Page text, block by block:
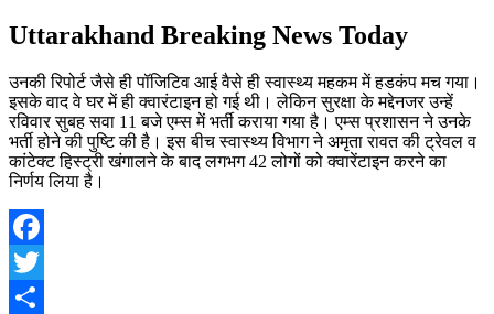
Uttarakhand Breaking News Today
उनकी रिपोर्ट जैसे ही पॉजिटिव आई वैसे ही स्वास्थ्य महकम में हडकंप मच गया।
इसके वाद वे घर में ही क्वारंटाइन हो गई थी। लेकिन सुरक्षा के मद्देनजर उन्हें
रविवार सुबह सवा 11 बजे एम्स में भर्ती कराया गया है। एम्स प्रशासन ने उनके
भर्ती होने की पुष्टि की है। इस बीच स्वास्थ्य विभाग ने अमृता रावत की ट्रेवल व
कांटेक्ट हिस्ट्री खंगालने के बाद लगभग 42 लोगों को क्वारेंटाइन करने का
निर्णय लिया है।
Facebook
Twitter